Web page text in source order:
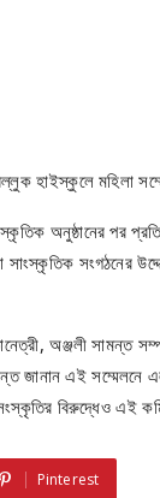
হাইস্কুলে মহিলা
অনুষ্ঠানের পর
সাংস্কৃতিক সংগঠনের
অঞ্জলী সামন্ত
জানান এই সম্মেলনে
বিরুদ্ধেও এই
Pinterest